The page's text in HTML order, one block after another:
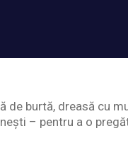
de burtă, dreasă cu
– pentru a o